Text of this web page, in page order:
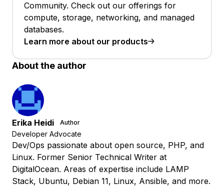
Community. Check out our offerings for
compute, storage, networking, and managed
databases.
Learn more about our products
About the author
Erika Heidi Author
Developer Advocate
Dev/Ops passionate about open source, PHP, and
Linux. Former Senior Technical Writer at
DigitalOcean. Areas of expertise include LAMP
Stack, Ubuntu, Debian 11, Linux, Ansible, and more.